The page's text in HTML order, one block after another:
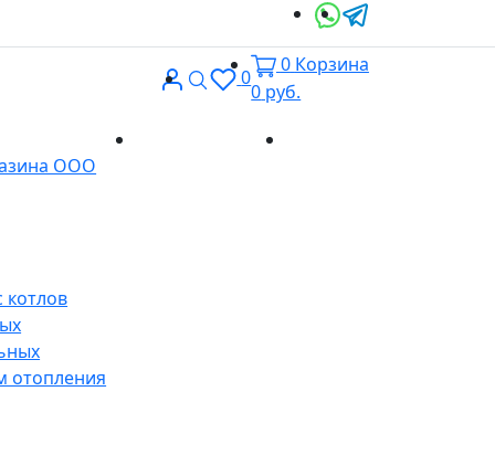
ВходПоиск
0
0 Корзина
0 руб.
ООО
котлов
отопления